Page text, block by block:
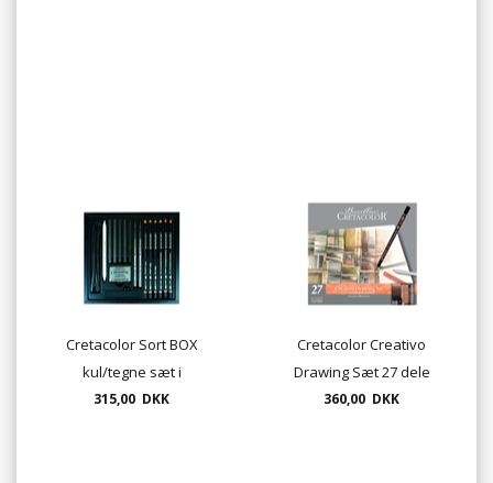
Cretacolor Sort BOX
kul/tegne sæt i
metalæske 20 dele
315,00 DKK
Cretacolor Creativo
Drawing Sæt 27 dele
360,00 DKK